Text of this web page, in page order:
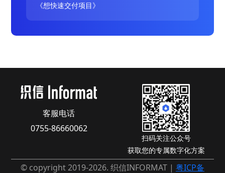
《想快速交付项目》
客服电话
0755-86660062
扫码关注公众号
获取您的专属数字化方案
© copyright 2019-2026. 织信INFORMAT | 粤ICP备